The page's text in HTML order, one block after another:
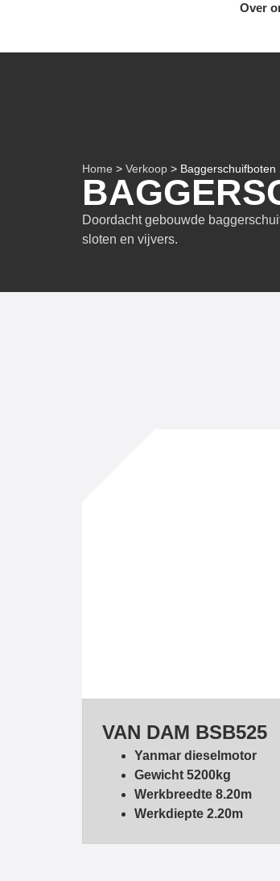
Over
Home > Verkoop > Baggerschuifboten
Doordacht gebouwde
sloten en vijvers.
VAN DAM BSB525
Yanmar dieselmotor
Gewicht 5200kg
Werkbreedte 8.20m
Werkdiepte 2.20m